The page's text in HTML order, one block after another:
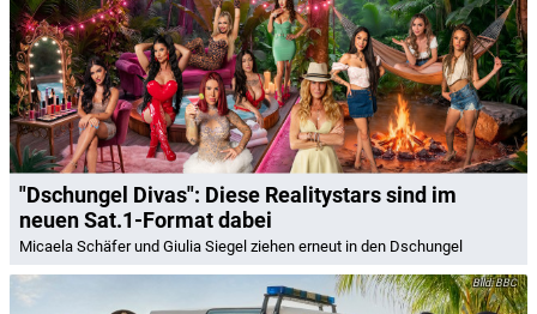
"Dschungel Divas": Diese Realitystars sind im
neuen Sat.1-Format dabei
Micaela Schäfer und Giulia Siegel ziehen erneut in den Dschungel
BBC